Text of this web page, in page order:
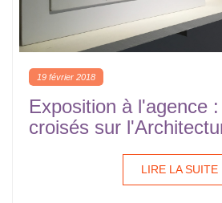
19 février 2018
Exposition à l'agence
croisés sur
LIRE LA SUITE